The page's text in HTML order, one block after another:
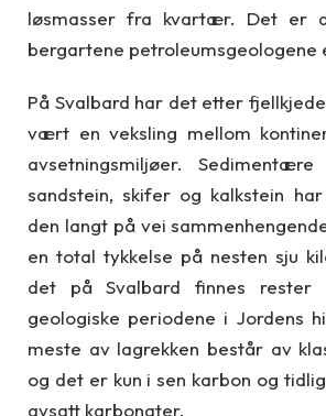
løsmasser fra kvartær. Det er
bergartene petroleumsgeologene
På Svalbard har det etter
vært en veksling mellom
avsetningsmiljøer.
sandstein, skifer og kalkstein
den langt på vei
en total tykkelse på nesten sju
det på Svalbard finnes
geologiske periodene i Jordens
meste av lagrekken består av
og det er kun i sen karbon og
avsatt karbonater.